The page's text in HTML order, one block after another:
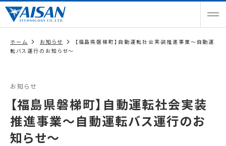
ホーム お知らせ
【福島県磐梯町】自動運転社会実装推進事業〜自動運
転バス運行のお知らせ〜
お知らせ
【福島県磐梯町】自動運転社会実装
推進事業〜自動運転バス運行のお
知らせ〜